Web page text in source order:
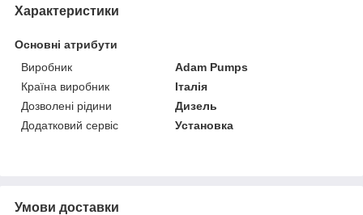
Характеристики
Основні атрибути
Виробник
Adam Pumps
Країна виробник
Італія
Дозволені рідини
Дизель
Додатковий сервіс
Установка
Умови доставки